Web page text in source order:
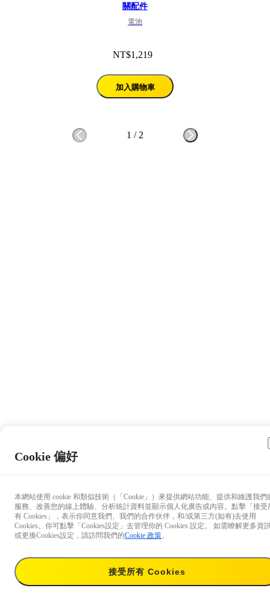
關配件
電池
NT$1,219
加入購物車
1 / 2
NT$729
Cookie 偏好
本網站使用 cookie 和類似技術（「Cookie」）來提供網站功能、提供和維護我們
服務、改善您的線上體驗、分析統計資料並顯示個人化廣告或內容。點擊「接受
有 Cookies」，表示你同意我們、我們的合作伙伴，和/或第三方(如有)去使用
Cookies。你可點擊「Cookies設定」去管理你的 Cookies 設定。 如需瞭解更多資
或更換Cookies設定，請訪問我們的Cookie 政策。
接受所有 Cookies